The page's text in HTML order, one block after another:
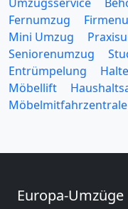
Fernumzug
Mini Umzug
Seniorenumzug
Entrümpelung
Möbellift
Möbelmitfahrzentrale
Europa-Umzüge